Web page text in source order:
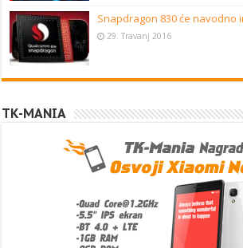
Snapdragon 830 će navodno
29. Travanj 2016
TK-MANIA